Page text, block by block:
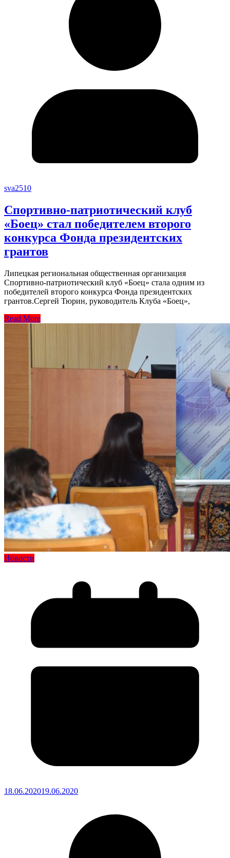
sva2510
Спортивно-патриотический клуб
«Боец» стал победителем второго
конкурса Фонда президентских
грантов
Липецкая региональная общественная организация
Спортивно-патриотический клуб «Боец» стала одним из
победителей второго конкурса Фонда президентских
грантов.Сергей Тюрин, руководитель Клуба «Боец»,
Read More
Новости
18.06.202019.06.2020